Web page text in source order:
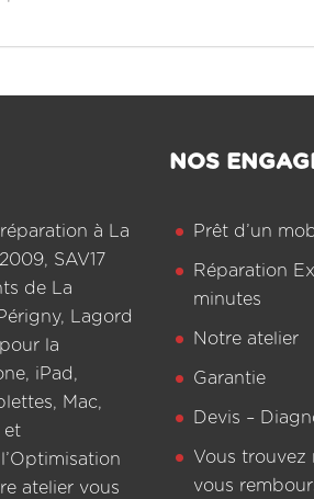
à La
SAV17
de La
Lagord
la
iPad,
Mac,
et
atelier vous
NOS
Prêt d’un
Réparation
minutes
Notre atelier
Garantie
Devis –
Vous trouvez
vous